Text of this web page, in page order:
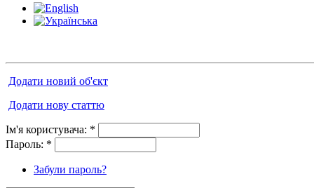
Додати новий об'єкт
Додати нову статтю
Ім'я користувача: *
Пароль: *
Забули пароль?